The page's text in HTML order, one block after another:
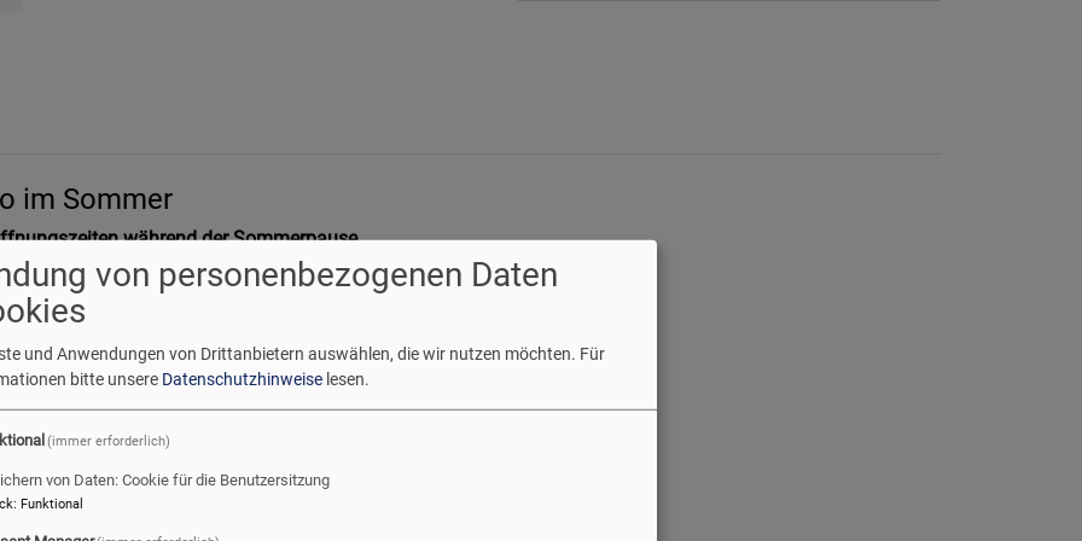
im Sommer
während der Sommerpause
11. September 2026:
9 - 12 Uhr
16 Uhr
von personenbezogenen Daten
und Anwendungen von Drittanbietern auswählen, die wir nutzen möchten. Für
bitte unsere Datenschutzhinweise lesen.
(immer erforderlich)
von Daten: Cookie für die Benutzersitzung
: Funktional